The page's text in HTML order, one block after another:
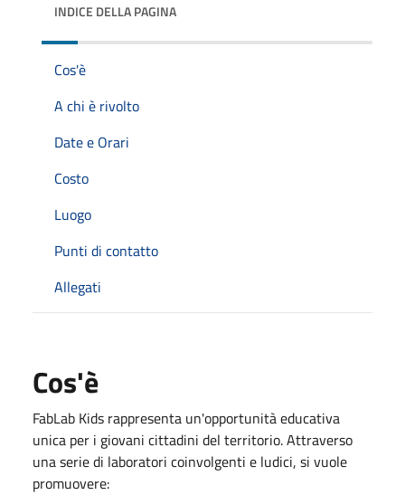
INDICE DELLA PAGINA
Cos'è
A chi è rivolto
Date e Orari
Costo
Luogo
Punti di contatto
Allegati
Cos'è
FabLab Kids rappresenta un'opportunità educativa
unica per i giovani cittadini del territorio. Attraverso
una serie di laboratori coinvolgenti e ludici, si vuole
promuovere: